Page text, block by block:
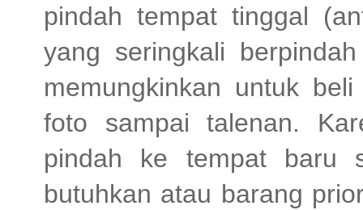
pindah tempat tinggal
yang seringkali
memungkinkan untuk
foto sampai talenan.
pindah ke tempat baru
butuhkan atau barang